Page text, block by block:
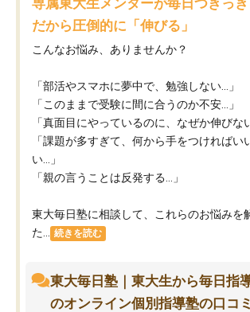
だから圧倒的に「伸びる」
こんなお悩み、ありませんか？
「部活やスマホに夢中で、勉強しない…」
「このままで受験に間に合うのか不安…」
「真面目にやっているのに、なぜか伸びな
「課題が多すぎて、何から手をつければい
い…」
「親の言うことは反発する…」
東大毎日塾に相談して、これらのお悩みを
た...
続きを読む
東大毎日塾｜東大生から毎日指
のオンライン個別指導塾の口コ